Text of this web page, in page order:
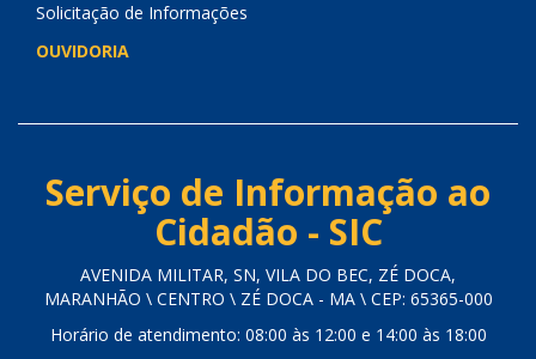
Solicitação de Informações
OUVIDORIA
Serviço de Informação ao
Cidadão - SIC
AVENIDA MILITAR, SN, VILA DO BEC, ZÉ DOCA,
MARANHÃO \ CENTRO \ ZÉ DOCA - MA \ CEP: 65365-000
Horário de atendimento: 08:00 às 12:00 e 14:00 às 18:00